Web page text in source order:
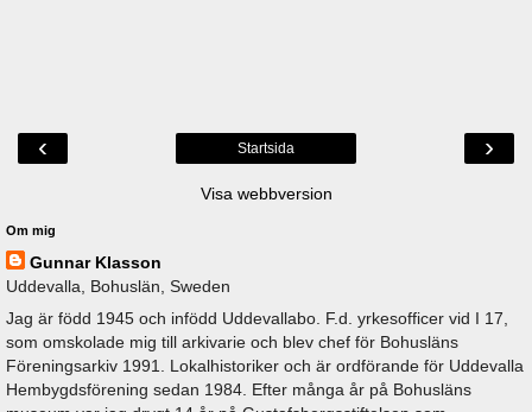
‹ ›
Startsida
Visa webbversion
Om mig
Gunnar Klasson
Uddevalla, Bohuslän, Sweden
Jag är född 1945 och infödd Uddevallabo. F.d. yrkesofficer vid I 17,
som omskolade mig till arkivarie och blev chef för Bohusläns
Föreningsarkiv 1991. Lokalhistoriker och är ordförande för Uddevalla
Hembygdsförening sedan 1984. Efter många år på Bohusläns